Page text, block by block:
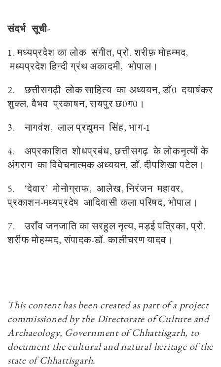
संदर्भ सूची-
1. मध्यप्रदेश का लोक संगीत, प्रो. शरीफ़ मोहम्मद,
मध्यप्रदेश हिन्दी ग्रंथ अकादमी, भोपाल।
2.
छत्तीसगढ़ी लोक साहित्य का अध्ययन, डाॅ0 दयाषंकर
शुक्ल, वैभव प्रकाषन, रायपुर छ0ग0।
3.
नागवंश, लाल प्रद्युमन सिंह, भाग-1
4.
अप्रकाशित शोधप्रबंध, छत्तीसगढ़ के लोकनृत्यों के
अंगराग का विवेचनात्मक अध्ययन, डॉ. दीपशिखा पटेल।
5.
‘देवार’ मोनोग्राफ, आलेख, निरंजन महावर,
प्रकाशन-मध्यप्रदेष आदिवासी कला परिषद, भोपाल।
7.
उराँव जनजाति का सरहुल नृत्य, मड़ई पत्रिका, प्रो.
शरीफ मोहम्मद, संपादक-डॉ. कालीचरण यादव।
This content has been created as part of a project
commissioned by the Directorate of Culture and
Archaeology, Government of Chhattisgarh, to
document the cultural and natural heritage of the
state of Chhattisgarh.